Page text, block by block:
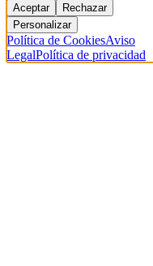
Aceptar
Rechazar
Personalizar
Política de CookiesAviso
LegalPolítica de privacidad